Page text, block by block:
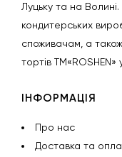
Луцьку та на
кондитерських
споживачам, а
тортів ТМ«ROSHEN»
ІНФОРМАЦІЯ
Про нас
Доставка та